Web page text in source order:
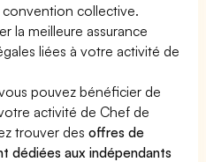
collective.
la meilleure assurance
liées à votre activité de
pouvez bénéficier de
activité de Chef de
trouver desoffres de
dédiées aux indépendants